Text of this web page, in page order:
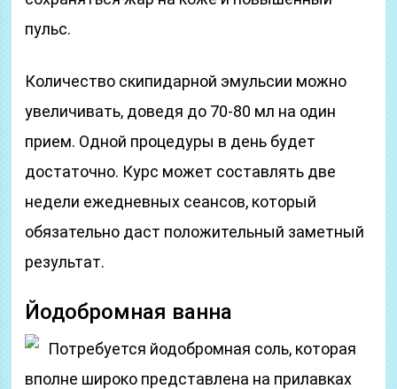
пульс.
Количество скипидарной эмульсии можно
увеличивать, доведя до 70-80 мл на один
прием. Одной процедуры в день будет
достаточно. Курс может составлять две
недели ежедневных сеансов, который
обязательно даст положительный заметный
результат.
Йодобромная ванна
Потребуется йодобромная соль, которая
вполне широко представлена на прилавках